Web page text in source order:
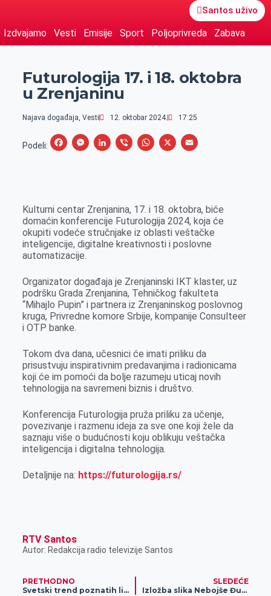
Santos uživo
Izdvajamo Vesti Emisije Sport Poljoprivreda Zabava
Futurologija 17. i 18. oktobra
u Zrenjaninu
Najava događaja, Vesti 12. oktobar 2024. 17:25
Podeli:
F
b
o
o
k
M
e
n
g
r
L
e
d
I
V
r
W
s
A
p
X
E
l
Kulturni centar Zrenjanina, 17. i 18. oktobra, biće
domaćin konferencije Futurologija 2024, koja će
okupiti vodeće stručnjake iz oblasti veštačke
inteligencije, digitalne kreativnosti i poslovne
automatizacije.
Organizator događaja je Zrenjaninski IKT klaster, uz
podršku Grada Zrenjanina, Tehničkog fakulteta
“Mihajlo Pupin” i partnera iz Zrenjaninskog poslovnog
kruga, Privredne komore Srbije, kompanije Consulteer
i OTP banke.
Tokom dva dana, učesnici će imati priliku da
prisustvuju inspirativnim predavanjima i radionicama
koji će im pomoći da bolje razumeju uticaj novih
tehnologija na savremeni biznis i društvo.
Konferencija Futurologija pruža priliku za učenje,
povezivanje i razmenu ideja za sve one koji žele da
saznaju više o budućnosti koju oblikuju veštačka
inteligencija i digitalna tehnologija.
Detaljnije na: https://futurologija.rs/
RTV Santos
Autor: Redakcija radio televizije Santos
PRETHODNO
Svetski trend poznatih ličnosti u reklamiranju industrije igara na sreću sve popularniji
SLEDEĆE
Izložba slika Nebojše Đuranovića „Harmonija opstanka“